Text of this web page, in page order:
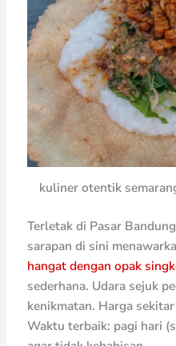
kuliner otentik
Terletak di Pasar
sarapan di sini
hangat dengan opak
sederhana. Udara sejuk
kenikmatan. Harga
Waktu terbaik: pagi hari